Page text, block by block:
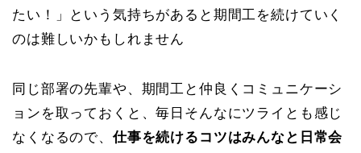
たい！」という気持ちがあると期間工を続けていく
のは難しいかもしれません
同じ部署の先輩や、期間工と仲良くコミュニケーシ
ョンを取っておくと、毎日そんなにツライとも感じ
なくなるので、仕事を続けるコツはみんなと日常会